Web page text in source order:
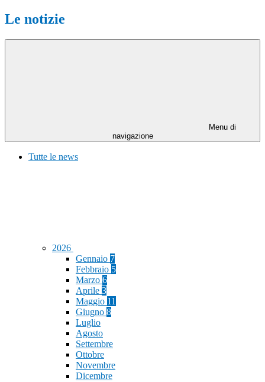
Le notizie
Menu di
navigazione
Tutte le news
2026
Gennaio 7
Febbraio 5
Marzo 6
Aprile 3
Maggio 11
Giugno 8
Luglio
Agosto
Settembre
Ottobre
Novembre
Dicembre